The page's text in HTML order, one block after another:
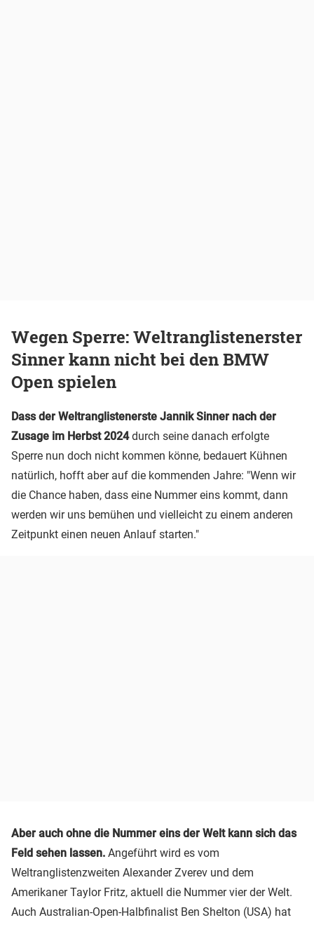
Wegen Sperre: Weltranglistenerster
Sinner kann nicht bei den BMW
Open spielen
Dass der Weltranglistenerste Jannik Sinner nach der
Zusage im Herbst 2024durch seine danach erfolgte
Sperre nun doch nicht kommen könne, bedauert Kühnen
natürlich, hofft aber auf die kommenden Jahre: "Wenn wir
die Chance haben, dass eine Nummer eins kommt, dann
werden wir uns bemühen und vielleicht zu einem anderen
Zeitpunkt einen neuen Anlauf starten."
Aber auch ohne die Nummer eins der Welt kann sich das
Feld sehen lassen. Angeführt wird es vom
Weltranglistenzweiten Alexander Zverev und dem
Amerikaner Taylor Fritz, aktuell die Nummer vier der Welt.
Auch Australian-Open-Halbfinalist Ben Shelton (USA) hat